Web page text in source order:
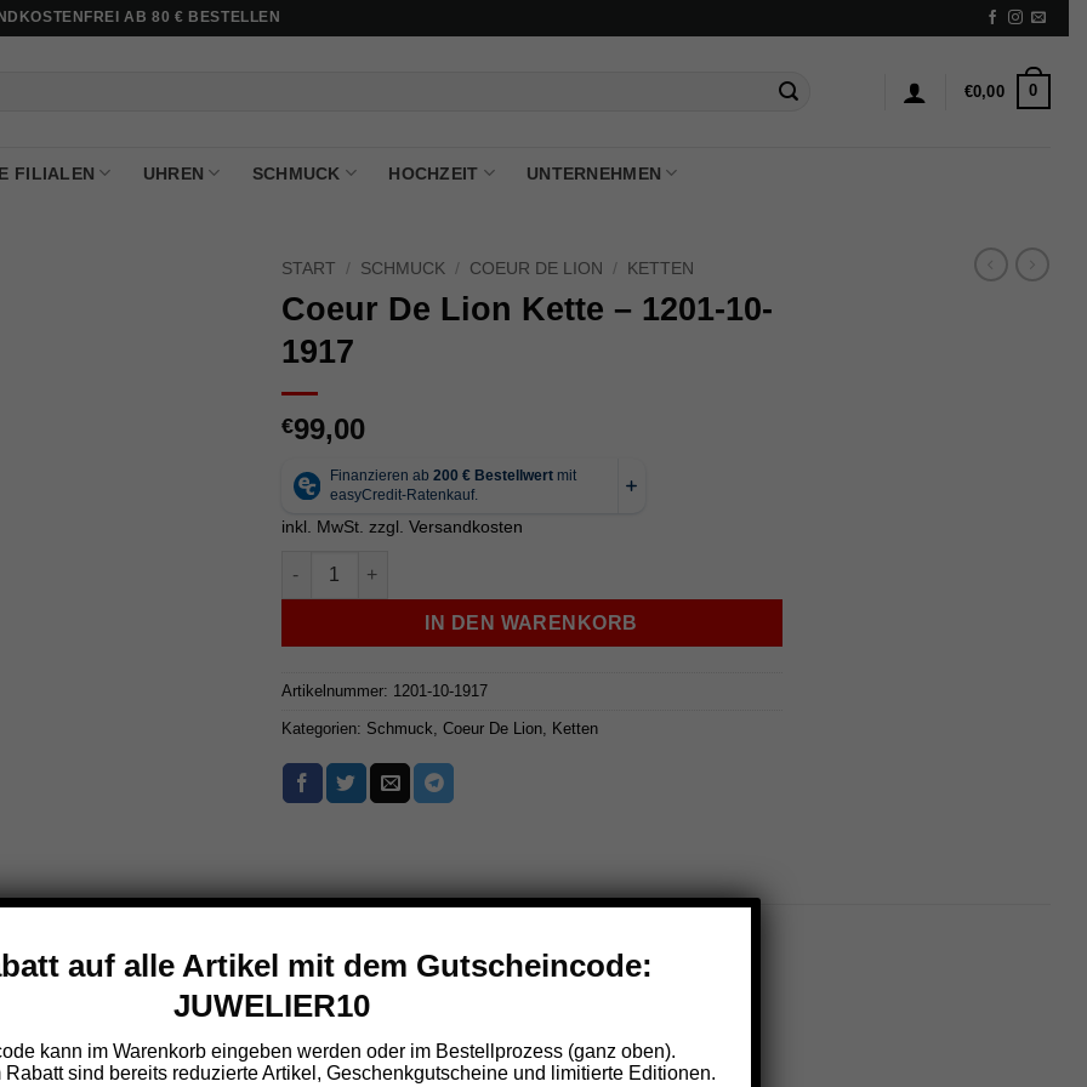
AB 80 € BESTELLEN
€0,00 0
FILIALEN UHREN SCHMUCK HOCHZEIT UNTERNEHMEN
START / SCHMUCK / COEUR DE LION / KETTEN
Coeur De Lion Kette – 1201-10-
1917
€99,00
inkl. MwSt. zzgl. Versandkosten
Coeur De Lion Kette - 1201-10-1917 Menge
IN DEN WARENKORB
Artikelnummer: 1201-10-1917
Kategorien: Schmuck Coeur De Lion, Ketten
auf alle Artikel mit dem Gutscheincode:
JUWELIER10
kann im Warenkorb eingeben werden oder im Bestellprozess (ganz oben).
sind bereits reduzierte Artikel, Geschenkgutscheine und limitierte Editionen.